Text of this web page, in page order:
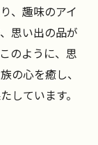
、趣味のアイ
思い出の品が
のように、思
の心を癒し、
しています。